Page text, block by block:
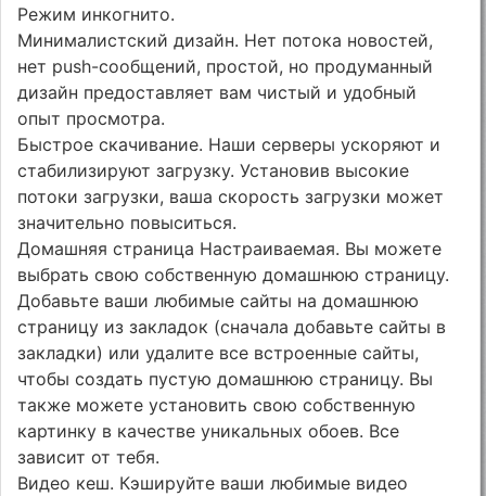
Режим инкогнито.
Минималистский дизайн. Нет потока новостей,
нет push-сообщений, простой, но продуманный
дизайн предоставляет вам чистый и удобный
опыт просмотра.
Быстрое скачивание. Наши серверы ускоряют и
стабилизируют загрузку. Установив высокие
потоки загрузки, ваша скорость загрузки может
значительно повыситься.
Домашняя страница Настраиваемая. Вы можете
выбрать свою собственную домашнюю страницу.
Добавьте ваши любимые сайты на домашнюю
страницу из закладок (сначала добавьте сайты в
закладки) или удалите все встроенные сайты,
чтобы создать пустую домашнюю страницу. Вы
также можете установить свою собственную
картинку в качестве уникальных обоев. Все
зависит от тебя.
Видео кеш. Кэшируйте ваши любимые видео